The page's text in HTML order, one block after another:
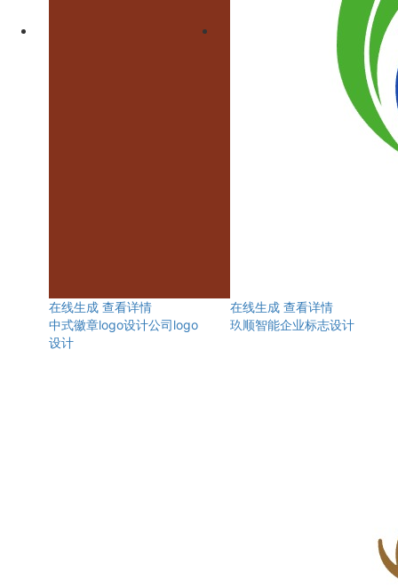
在线生成 查看详情
中式徽章logo设计公司logo
设计
在线生成 查看详情
玖顺智能企业标志设计